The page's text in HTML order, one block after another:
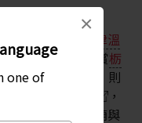
one of
×
造訪著名的
草津溫
泉，接著前往觀賞栃
果想要活動筋骨，則
後抵達
，
韻味的神社、寺廟與